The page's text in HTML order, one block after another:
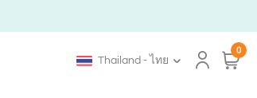
Thailand - ไทย
0